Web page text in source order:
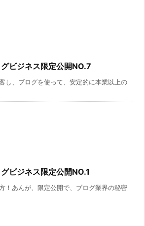
ビジネス限定公開NO.7
し、ブログを使って、安定的に本業以上の
ビジネス限定公開NO.1
！あんが、限定公開で、ブログ業界の秘密